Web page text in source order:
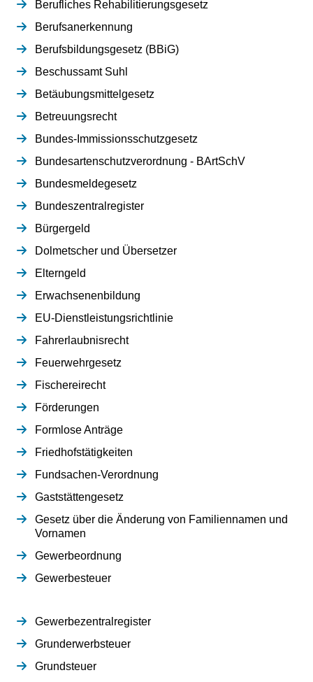
Berufliches Rehabilitierungsgesetz
Berufsanerkennung
Berufsbildungsgesetz (BBiG)
Beschussamt Suhl
Betäubungsmittelgesetz
Betreuungsrecht
Bundes-Immissionsschutzgesetz
Bundesartenschutzverordnung - BArtSchV
Bundesmeldegesetz
Bundeszentralregister
Bürgergeld
Dolmetscher und Übersetzer
Elterngeld
Erwachsenenbildung
EU-Dienstleistungsrichtlinie
Fahrerlaubnisrecht
Feuerwehrgesetz
Fischereirecht
Förderungen
Formlose Anträge
Friedhofstätigkeiten
Fundsachen-Verordnung
Gaststättengesetz
Gesetz über die Änderung von Familiennamen und
Vornamen
Gewerbeordnung
Gewerbesteuer
Gewerbezentralregister
Grunderwerbsteuer
Grundsteuer